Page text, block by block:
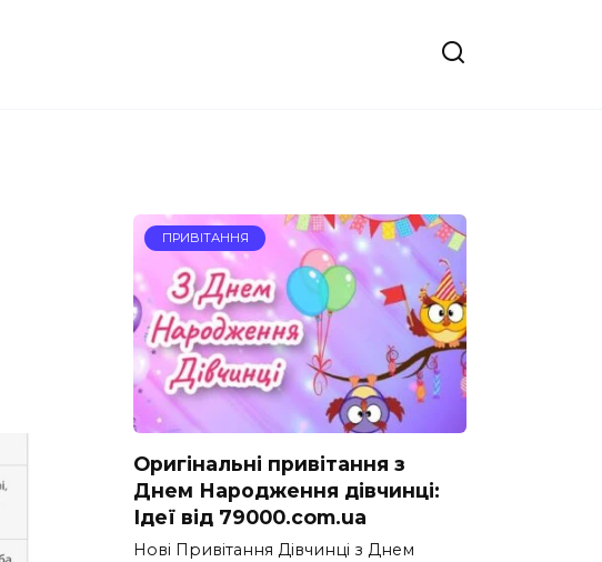
ПРИВІТАННЯ
Оригінальні привітання з
Днем Народження дівчинці:
Ідеї від 79000.com.ua
Нові Привітання Дівчинці з Днем